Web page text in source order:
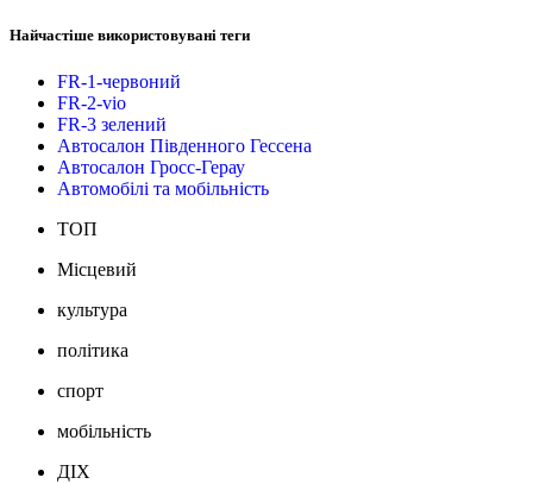
Найчастіше використовувані теги
FR-1-червоний
FR-2-vio
FR-3 зелений
Автосалон Південного Гессена
Автосалон Гросс-Герау
Автомобілі та мобільність
ТОП
Місцевий
культура
політика
спорт
мобільність
ДІХ